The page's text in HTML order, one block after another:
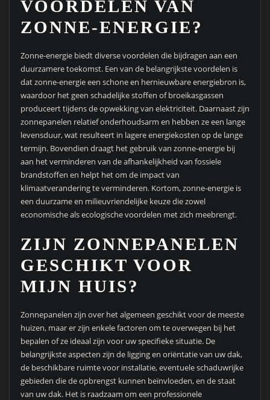
VOORDELEN VAN
ZONNE-ENERGIE?
Zonne-energie biedt diverse voordelen die bijdragen aan een
duurzamere toekomst. Een van de belangrijkste voordelen is
dat zonne-energie een schone en hernieuwbare energiebron is,
waardoor het geen schadelijke stoffen of broeikasgassen
produceert tijdens de opwekking van elektriciteit. Daarnaast zijn
zonnepanelen relatief onderhoudsarm en hebben ze een lange
levensduur, wat resulteert in lagere energiekosten op de lange
termijn. Bovendien draagt het gebruik van zonne-energie bij
aan het verminderen van de afhankelijkheid van fossiele
brandstoffen en helpt het om de impact van
klimaatverandering te verminderen. Kortom, zonne-energie is
een duurzame en milieuvriendelijke keuze die zowel
economische als ecologische voordelen met zich meebrengt.
ZIJN ZONNEPANELEN
GESCHIKT VOOR
MIJN HUIS?
Zonnepanelen zijn over het algemeen geschikt voor de meeste
huizen, maar er zijn enkele factoren om te overwegen bij het
bepalen of ze ideaal zijn voor uw specifieke situatie. De
belangrijkste aspecten zijn de ligging en oriëntatie van uw dak,
de beschikbare ruimte voor installatie, eventuele schaduwrijke
gebieden die de opbrengst kunnen beïnvloeden, en de staat
van uw dak. Het is raadzaam om een professionele